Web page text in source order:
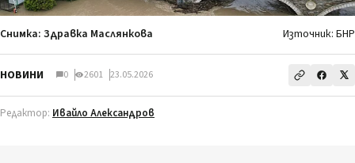
Снимка: Здравка Маслянкова Източник: БНР
НОВИНИ 0 2601 23.05.2026
Редактор: Ивайло Александров